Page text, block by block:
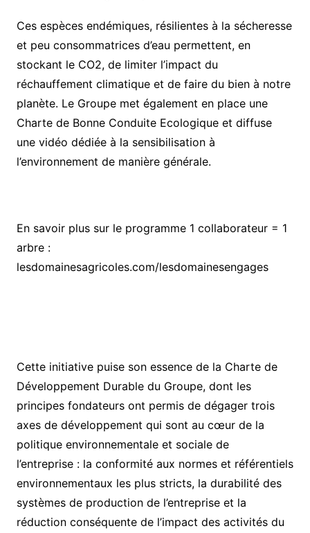
Ces espèces endémiques, résilientes à la sécheresse
et peu consommatrices d’eau permettent, en
stockant le CO2, de limiter l’impact du
réchauffement climatique et de faire du bien à notre
planète. Le Groupe met également en place une
Charte de Bonne Conduite Ecologique et diffuse
une vidéo dédiée à la sensibilisation à
l’environnement de manière générale.
En savoir plus sur le programme 1 collaborateur = 1
arbre :
lesdomainesagricoles.com/lesdomainesengages
Cette initiative puise son essence de la Charte de
Développement Durable du Groupe, dont les
principes fondateurs ont permis de dégager trois
axes de développement qui sont au cœur de la
politique environnementale et sociale de
l’entreprise : la conformité aux normes et référentiels
environnementaux les plus stricts, la durabilité des
systèmes de production de l’entreprise et la
réduction conséquente de l’impact des activités du